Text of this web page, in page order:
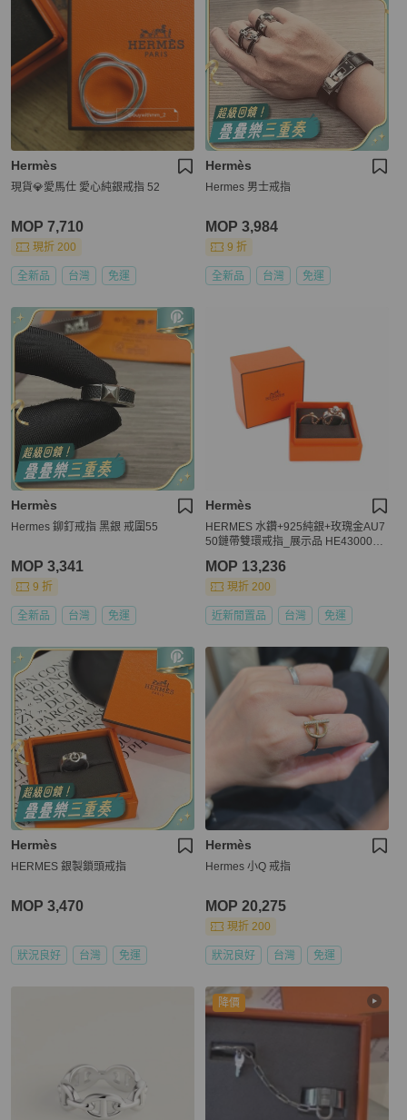
Hermès
現貨💎愛馬仕 愛心純銀戒指 52
MOP 7,710
現折 200
全新品 台灣 免運
Hermès
Hermes 男士戒指
MOP 3,984
9 折
全新品 台灣 免運
Hermès
Hermes 鉚釘戒指 黑銀 戒圍55
MOP 3,341
9 折
全新品 台灣 免運
Hermès
HERMES 水鑽+925純銀+玫瑰金AU7
50鏈帶雙環戒指_展示品 HE4300000
MOP 13,236
現折 200
近新閒置品 台灣 免運
Hermès
HERMES 銀製鎖頭戒指
MOP 3,470
狀況良好 台灣 免運
Hermès
Hermes 小Q 戒指
MOP 20,275
現折 200
狀況良好 台灣 免運
降價